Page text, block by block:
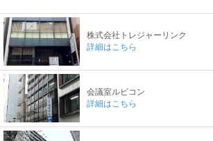
株式会社トレジャーリンク
詳細はこちら
会議室ルビコン
詳細はこちら